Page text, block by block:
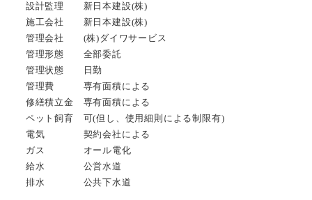
設計監理 新日本建設(株)
施工会社 新日本建設(株)
管理会社 (株)ダイワサービス
管理形態 全部委託
管理状態 日勤
管理費 専有面積による
修繕積立金 専有面積による
ペット飼育 可(但し、使用細則による制限有)
電気 契約会社による
ガス オール電化
給水 公営水道
排水 公共下水道